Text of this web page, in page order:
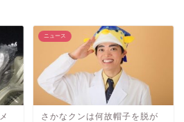
ニュース
さかなクンは何故帽子を脱が